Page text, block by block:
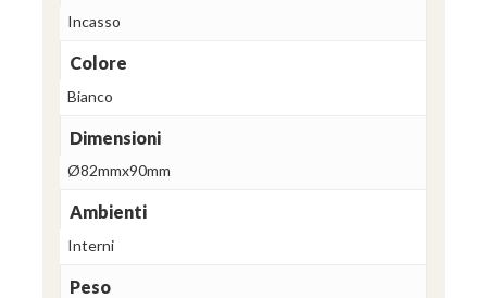
Incasso
Colore
Bianco
Dimensioni
Ø82mmx90mm
Ambienti
Interni
Peso